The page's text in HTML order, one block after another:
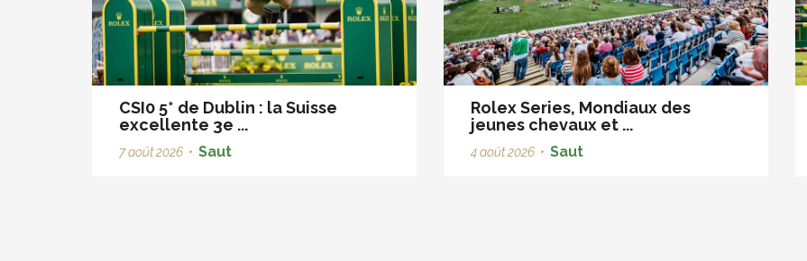
CSI0 5* de Dublin : la Suisse
excellente 3e ...
7 août 2026 • Saut
Rolex Series, Mondiaux des
jeunes chevaux et ...
4 août 2026 • Saut